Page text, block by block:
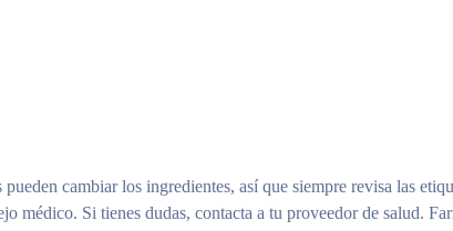
cambiar los ingredientes, así que siempre revisa las
médico. Si tienes dudas, contacta a tu proveedor de salud.